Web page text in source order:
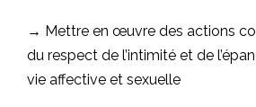
→ Mettre en œuvre des actions
du respect de l’intimité et de
vie affective et sexuelle